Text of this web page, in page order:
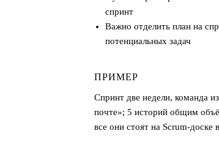
спринт
Важно отделить план на
потенциальных задач
ПРИМЕР
Спринт две недели, команда
почте»; 5 историй общим
все они стоят на Scrum-